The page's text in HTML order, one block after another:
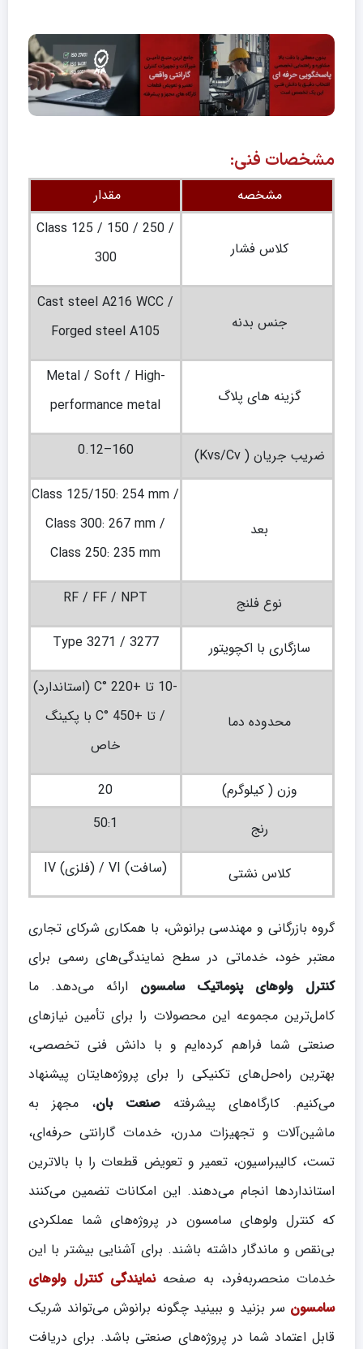
مشخصات فنی:
مشخصه مقدار
کلاس فشار
Class 125 / 150 / 250 /
300
جنس بدنه
Cast steel A216 WCC /
Forged steel A105
گزینه های پلاگ
Metal / Soft / High-
performance metal
ضریب جریان ( Kvs/Cv) 0.12–160
بعد
Class 125/150: 254 mm /
Class 300: 267 mm /
Class 250: 235 mm
نوع فلنج RF / FF / NPT
سازگاری با اکچویتور Type 3271 / 3277
محدوده دما
-10 تا +220 °C (استاندارد)
/ تا +450 °C با پکینگ
خاص
وزن ( کیلوگرم)
20
رنج
50:1
کلاس نشتی IV (فلزی) / VI (سافت)
گروه بازرگانی و مهندسی برانوش، با همکاری شرکای تجاری
معتبر خود، خدماتی در سطح نمایندگی‌های رسمی برای
کنترل ولوهای پنوماتیک سامسون ارائه می‌دهد. ما
کامل‌ترین مجموعه این محصولات را برای تأمین نیازهای
صنعتی شما فراهم کرده‌ایم و با دانش فنی تخصصی،
بهترین راه‌حل‌های تکنیکی را برای پروژه‌هایتان پیشنهاد
می‌کنیم. کارگاه‌های پیشرفته صنعت بان، مجهز به
ماشین‌آلات و تجهیزات مدرن، خدمات گارانتی حرفه‌ای،
تست، کالیبراسیون، تعمیر و تعویض قطعات را با بالاترین
استانداردها انجام می‌دهند. این امکانات تضمین می‌کنند
که کنترل ولوهای سامسون در پروژه‌های شما عملکردی
بی‌نقص و ماندگار داشته باشند. برای آشنایی بیشتر با این
خدمات منحصربه‌فرد، به صفحهنمایندگی کنترل ولوهای
سامسون سر بزنید و ببینید چگونه برانوش می‌تواند شریک
قابل اعتماد شما در پروژه‌های صنعتی باشد. برای دریافت